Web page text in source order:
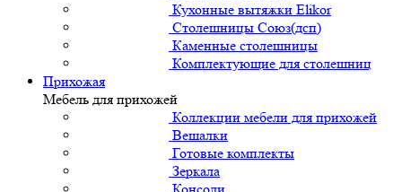
Кухонные вытяжки Elikor
Столешницы Союз(дсп)
Каменные столешницы
Комплектующие для столешниц
Прихожая
Мебель для прихожей
Коллекции мебели для прихожей
Вешалки
Готовые комплекты
Зеркала
Консоли